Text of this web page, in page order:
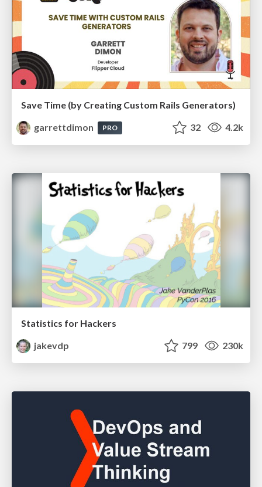
Save Time (by Creating Custom Rails Generators)
garrettdimon
PRO 32 4.2k
Statistics for Hackers
jakevdp
799 230k